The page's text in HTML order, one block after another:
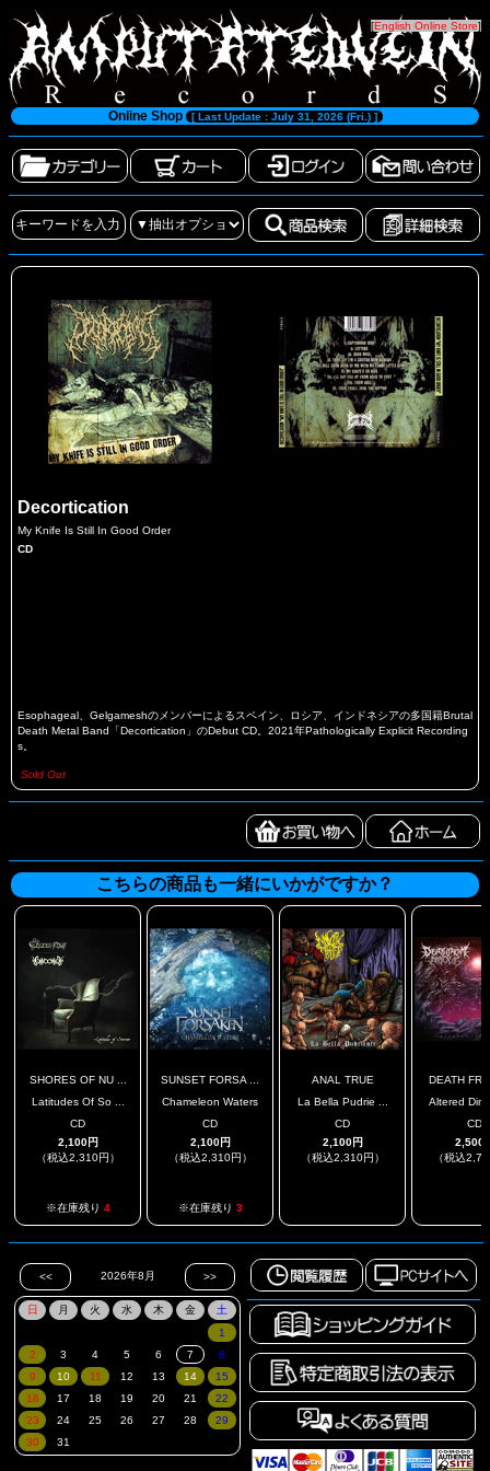
[English Online Store]
Online Shop [ Last Update : July 31, 2026 (Fri.) ]
Decortication
My Knife Is Still In Good Order
CD
Esophageal、Gelgameshのメンバーによるスペイン、ロシア、インドネシアの多国籍Brutal
Death Metal Band「Decortication」のDebut CD。2021年Pathologically Explicit Recording
s。
Sold Out
こちらの商品も一緒にいかがですか？
SHORES OF NU ...
Latitudes Of So ...
CD
2,100円
（税込2,310円）
※在庫残り 4
SUNSET FORSA ...
Chameleon Waters
CD
2,100円
（税込2,310円）
※在庫残り 3
ANAL TRUE
La Bella Pudrie ...
CD
2,100円
（税込2,310円）
DEATH
Altered
CD
2,500
（税込